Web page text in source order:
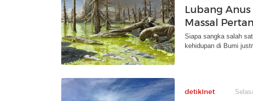
Lubang
Massal
Siapa sangka salah
kehidupan di Bumi
detikInet